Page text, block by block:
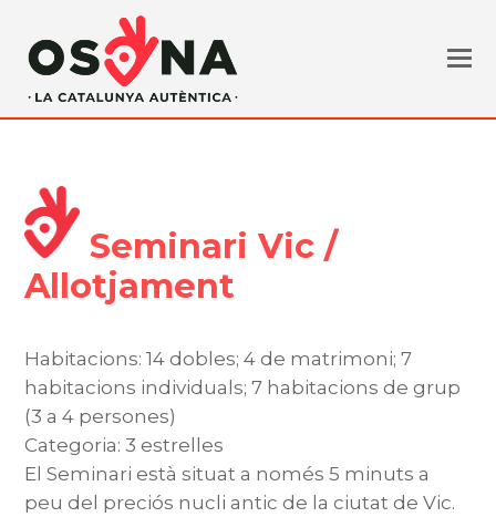
Seminari Vic /
Allotjament
Habitacions: 14 dobles; 4 de matrimoni; 7
habitacions individuals; 7 habitacions de grup
(3 a 4 persones)
Categoria: 3 estrelles
El Seminari està situat a només 5 minuts a
peu del preciós nucli antic de la ciutat de Vic.